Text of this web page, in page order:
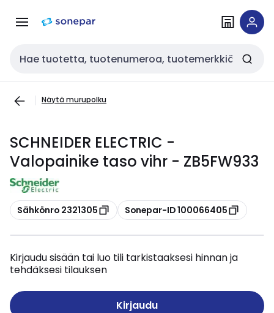
navigointiinsisältöön
Haku
Näytä murupolku
SCHNEIDER ELECTRIC -
Valopainike taso vihr - ZB5FW933
Kopioi
Sähkönro 2321305 Kopioi
Sonepar-ID 100066405
Kirjaudu sisään tai luo tili tarkistaaksesi hinnan ja
tehdäksesi tilauksen
Kirjaudu